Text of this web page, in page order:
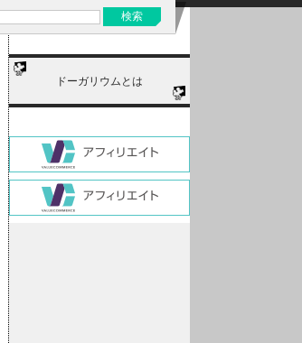
ドーガリウムとは